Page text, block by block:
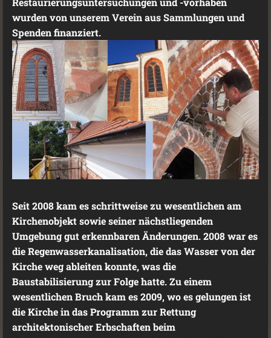
wurden von unserem Verein aus Sammlungen und
Spenden finanziert.
Seit 2008 kam es schrittweise zu wesentlichen am
Kirchenobjekt sowie seiner nächstliegenden
Umgebung gut erkennbaren Änderungen. 2008 war es
die Regenwasserkanalisation, die das Wasser von der
Kirche weg ableiten konnte, was die
Baustabilisierung zur Folge hatte. Zu einem
wesentlichen Bruch kam es 2009, wo es gelungen ist
die Kirche in das Programm zur Rettung
architektonischer Erbschaften beim